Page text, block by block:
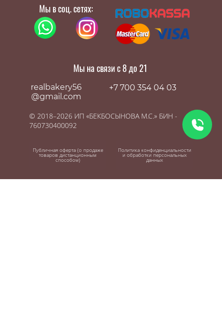
Мы в соц. сетях:
Мы на связи с 8 до 21
realbakery56
@gmail.com
+7 700 354 04 03
© 2018–2026 ИП «БЕКБОСЫНОВА М.С.» БИН -
760730400092
Публичная оферта (о продаже
товаров дистанционным
способом)
Политика конфиденциальности
и обработки персональных
данных